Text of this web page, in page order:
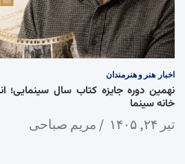
اخبار هنر و هنرمندان
نهمین دوره جایزه کتاب سال سینمایی؛
خانه سینما
تیر ۲۴, ۱۴۰۵ مریم صباحی